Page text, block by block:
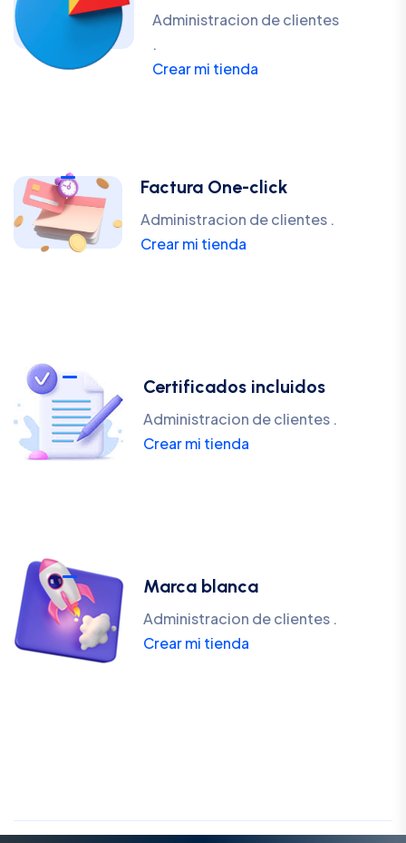
Administracion de clientes
.
Crear mi tienda
Factura One-click
Administracion de clientes .
Crear mi tienda
Certificados incluidos
Administracion de clientes .
Crear mi tienda
Marca blanca
Administracion de clientes .
Crear mi tienda